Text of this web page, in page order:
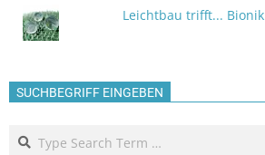
Leichtbau trifft... Bionik
SUCHBEGRIFF EINGEBEN
Search